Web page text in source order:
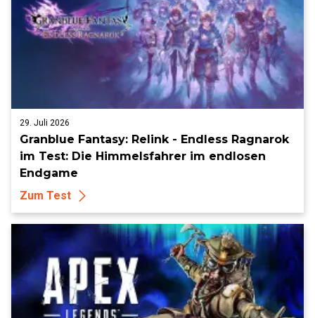
29. Juli 2026
Granblue Fantasy: Relink - Endless Ragnarok
im Test: Die Himmelsfahrer im endlosen
Endgame
Zum Test